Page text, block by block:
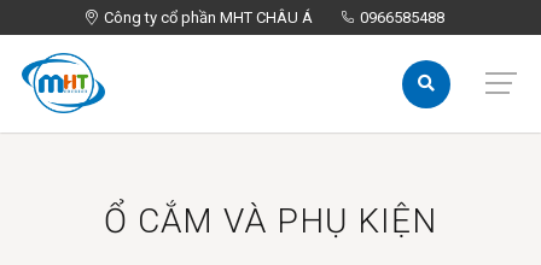
Công ty cổ phần MHT CHÂU Á 0966585488
Công ty cổ phần MHT CHÂU Á 0966585488
Ổ CẮM VÀ PHỤ KIỆN